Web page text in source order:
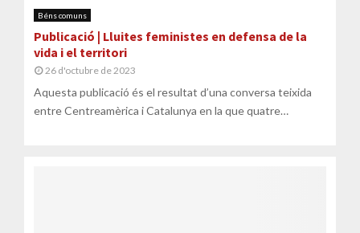
Béns comuns
Publicació | Lluites feministes en defensa de la
vida i el territori
26 d'octubre de 2023
Aquesta publicació és el resultat d’una conversa teixida
entre Centreamèrica i Catalunya en la que quatre